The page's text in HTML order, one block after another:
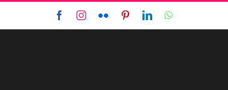
FacebookInstagram
Flickr PinterestLinkedIn